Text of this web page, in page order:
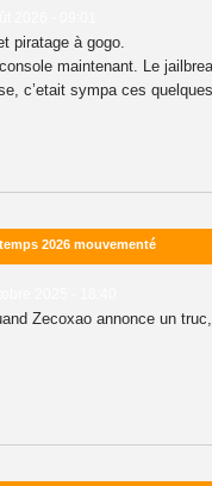
piratage à gogo.
maintenant. Le
c’etait sympa ces
2026 mouvementé
Zecoxao annonce un